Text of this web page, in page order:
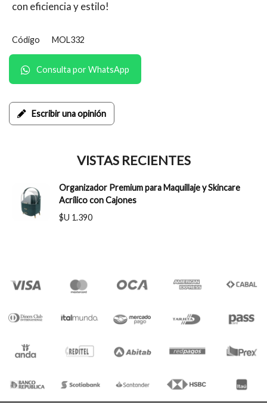
con eficiencia y estilo!
Código MOL332
Consulta por WhatsApp
Escribir una opinión
VISTAS RECIENTES
Organizador Premium para Maquillaje y Skincare
Acrílico con Cajones
$U 1.390